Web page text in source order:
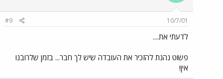
10/7/01
#9
לדעתי את....
פשוט נהנת להזכיר את העובדה שיש לך חבר... בזמן שלרובנו
אין!